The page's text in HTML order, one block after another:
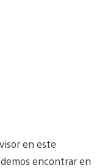
en este
encontrar en